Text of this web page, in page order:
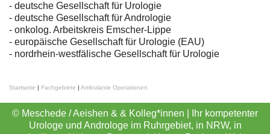
- deutsche Gesellschaft für Urologie
- deutsche Gesellschaft für Andrologie
- onkolog. Arbeitskreis Emscher-Lippe
- europäische Gesellschaft für Urologie (EAU)
- nordrhein-westfälische Gesellschaft für Urologie
Startseite | Fachgebiete | Ambulante Operationen
© Meschede / Aeishen & & Kolleg*innen | Ihr kompetenter
Urologe und Androloge im Ruhrgebiet, in NRW, in